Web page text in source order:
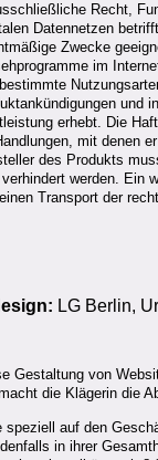
Recht,
Datennetzen
Zwecke
im
und
erhebt. Die
mit denen
des Produkts
werden.
Transport der
LG Berlin,
Gestaltung von
die Klägerin die
auf den
in ihrer